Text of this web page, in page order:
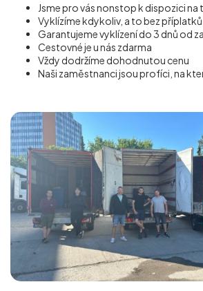
Jsme pro vás nonstop k dispozici na
Vyklízíme kdykoliv, a to bez příplatků
Garantujeme vyklízení do 3 dnů od
Cestovné je u nás zdarma
Vždy dodržíme dohodnutou cenu
Naši zaměstnanci jsou profíci, na